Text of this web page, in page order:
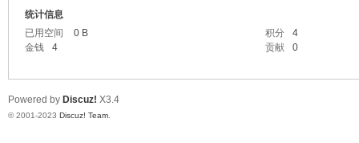
统计信息
已用空间
0 B 积分
4
金钱
4 贡献 0
Powered by Discuz! X3.4
© 2001-2023 Discuz! Team